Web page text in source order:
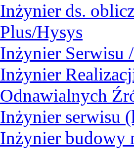
Inżynier ds.
Plus/Hysys
Inżynier Serwisu
Inżynier
Odnawialnych
Inżynier serwisu
Inżynier budowy